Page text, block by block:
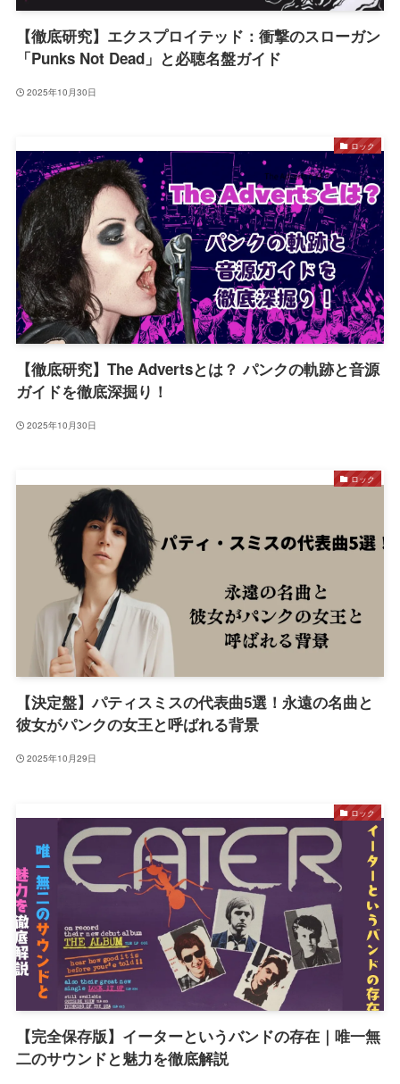
【徹底研究】エクスプロイテッド：衝撃のスローガン
「Punks Not Dead」と必聴名盤ガイド
2025年10月30日
ロック
【徹底研究】The Advertsとは？ パンクの軌跡と音源
ガイドを徹底深掘り！
2025年10月30日
ロック
【決定盤】パティスミスの代表曲5選！永遠の名曲と
彼女がパンクの女王と呼ばれる背景
2025年10月29日
ロック
【完全保存版】イーターというバンドの存在｜唯一無
二のサウンドと魅力を徹底解説